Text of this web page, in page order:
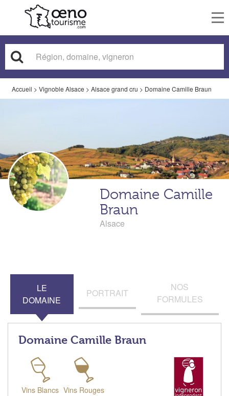
Accueil > Vignoble Alsace > Alsace grand cru > Domaine Camille Braun
Domaine Camille
Braun
Alsace
LE
DOMAINE
PORTRAIT
NOS
FORMULES
Domaine Camille Braun
Vins Blancs Vins Rouges